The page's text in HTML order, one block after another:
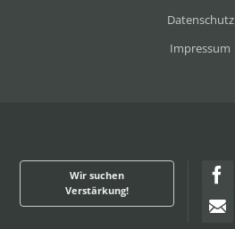
Datenschutz
Impressum
Wir suchen
Verstärkung!